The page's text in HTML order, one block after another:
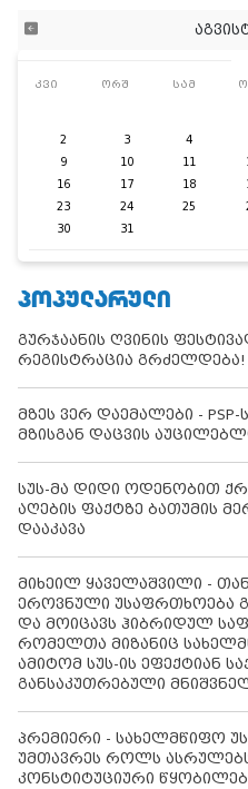
კვი ორშ სამ
2
3 4
9
10 11
16
17 18
23
24 25
30
31
ᲞᲝᲞᲣᲚᲐᲠᲣᲚᲘ
გურჯაანის ღვინის
რეგისტრაცია გრძელდება!
მზეს ვერ დაემალები -
მზისგან დაცვის
სუს-მა დიდი ოდენობით
აღების ფაქტზე ბათუმის
დააკავა
მიხეილ ყაველაშვილი -
ეროვნული უსაფრთხოება
და მოიცავს ჰიბრიდულ
რომელთა მიზანიც
ამიტომ სუს-ის ეფექტიან
განსაკუთრებული
პრემიერი - სახელმწიფო
უმთავრეს როლს
კონსტიტუციური